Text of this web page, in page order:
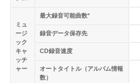
ミュ
ージ
ック
キャ
ッチ
ャー
最大録音可能曲数*
録音データ保存先
CD録音速度
オートタイトル（アルバム情報
数）